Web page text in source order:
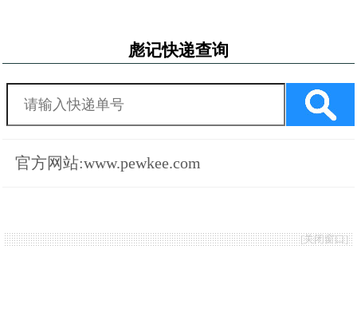
彪记快递查询
官方网站:www.pewkee.com
[关闭窗口]